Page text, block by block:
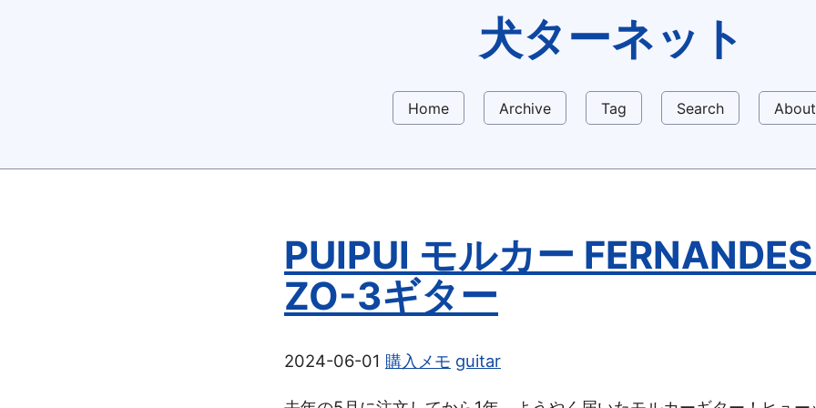
犬ターネット
Home Archive Tag Search About
PUIPUI モルカー
ZO-3ギター
2024-06-01 購入メモ guitar